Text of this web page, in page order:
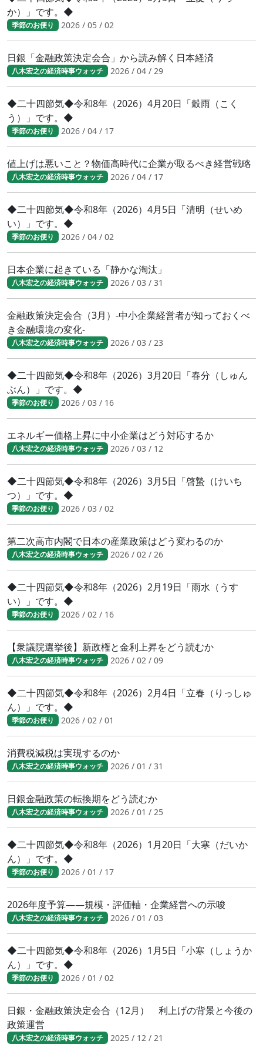
か）」です。◆
季節のお便り 2026 / 05 / 02
日銀「金融政策決定会合」から読み解く日本経済
八木宏之の経済時事ウォッチ 2026 / 04 / 29
◆二十四節気◆令和8年（2026）4月20日「穀雨（こく
う）」です。◆
季節のお便り 2026 / 04 / 17
値上げは悪いこと？物価高時代に企業が取るべき経営戦略
八木宏之の経済時事ウォッチ 2026 / 04 / 17
◆二十四節気◆令和8年（2026）4月5日「清明（せいめ
い）」です。◆
季節のお便り 2026 / 04 / 02
日本企業に起きている「静かな淘汰」
八木宏之の経済時事ウォッチ 2026 / 03 / 31
金融政策決定会合（3月）-中小企業経営者が知っておくべ
き金融環境の変化-
八木宏之の経済時事ウォッチ 2026 / 03 / 23
◆二十四節気◆令和8年（2026）3月20日「春分（しゅん
ぶん）」です。◆
季節のお便り 2026 / 03 / 16
エネルギー価格上昇に中小企業はどう対応するか
八木宏之の経済時事ウォッチ 2026 / 03 / 12
◆二十四節気◆令和8年（2026）3月5日「啓蟄（けいち
つ）」です。◆
季節のお便り 2026 / 03 / 02
第二次高市内閣で日本の産業政策はどう変わるのか
八木宏之の経済時事ウォッチ 2026 / 02 / 26
◆二十四節気◆令和8年（2026）2月19日「雨水（うす
い）」です。◆
季節のお便り 2026 / 02 / 16
【衆議院選挙後】新政権と金利上昇をどう読むか
八木宏之の経済時事ウォッチ 2026 / 02 / 09
◆二十四節気◆令和8年（2026）2月4日「立春（りっしゅ
ん）」です。◆
季節のお便り 2026 / 02 / 01
消費税減税は実現するのか
八木宏之の経済時事ウォッチ 2026 / 01 / 31
日銀金融政策の転換期をどう読むか
八木宏之の経済時事ウォッチ 2026 / 01 / 25
◆二十四節気◆令和8年（2026）1月20日「大寒（だいか
ん）」です。◆
季節のお便り 2026 / 01 / 17
2026年度予算――規模・評価軸・企業経営への示唆
八木宏之の経済時事ウォッチ 2026 / 01 / 03
◆二十四節気◆令和8年（2026）1月5日「小寒（しょうか
ん）」です。◆
季節のお便り 2026 / 01 / 02
日銀・金融政策決定会合（12月） 利上げの背景と今後の
政策運営
八木宏之の経済時事ウォッチ 2025 / 12 / 21